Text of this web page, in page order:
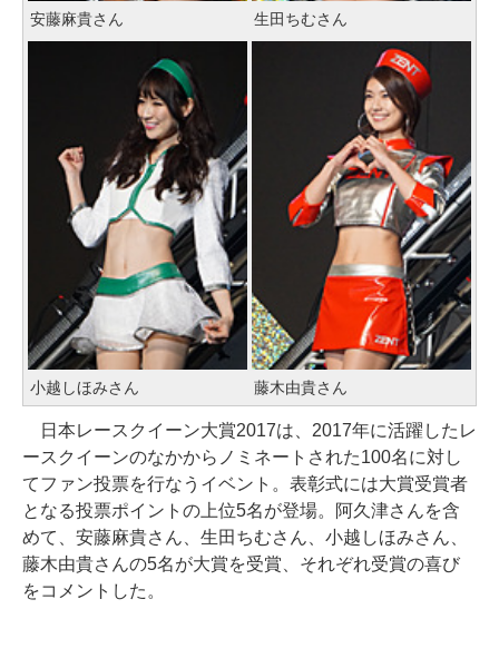
安藤麻貴さん 生田ちむさん
小越しほみさん 藤木由貴さん
日本レースクイーン大賞2017は、2017年に活躍したレ
ースクイーンのなかからノミネートされた100名に対し
てファン投票を行なうイベント。表彰式には大賞受賞者
となる投票ポイントの上位5名が登場。阿久津さんを含
めて、安藤麻貴さん、生田ちむさん、小越しほみさん、
藤木由貴さんの5名が大賞を受賞、それぞれ受賞の喜び
をコメントした。